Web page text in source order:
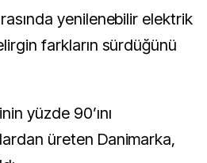
yenilenebilir elektrik
farkların sürdüğünü
yüzde 90’ını
üreten Danimarka,